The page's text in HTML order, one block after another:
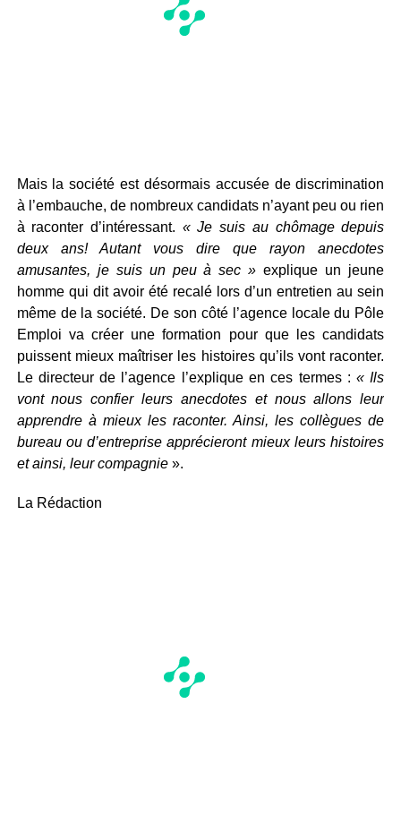
Mais la société est désormais accusée de discrimination
à l’embauche, de nombreux candidats n’ayant peu ou rien
à raconter d’intéressant. « Je suis au chômage depuis
deux ans! Autant vous dire que rayon anecdotes
amusantes, je suis un peu à sec » explique un jeune
homme qui dit avoir été recalé lors d’un entretien au sein
même de la société. De son côté l’agence locale du Pôle
Emploi va créer une formation pour que les candidats
puissent mieux maîtriser les histoires qu’ils vont raconter.
Le directeur de l’agence l’explique en ces termes :« Ils
vont nous confier leurs anecdotes et nous allons leur
apprendre à mieux les raconter. Ainsi, les collègues de
bureau ou d’entreprise apprécieront mieux leurs histoires
et ainsi, leur compagnie».
La Rédaction